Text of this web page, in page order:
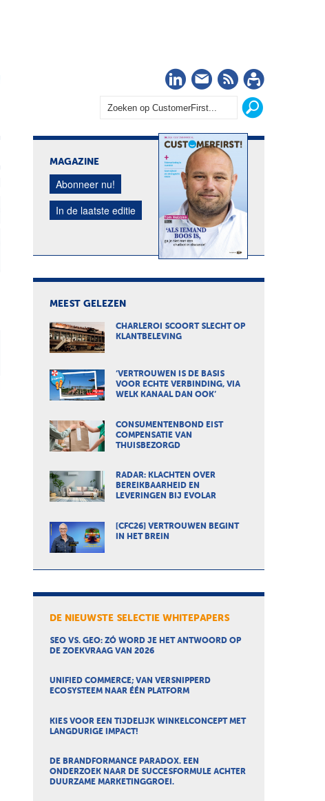
LinkedIn
Nieuwsbrief
RSS
MAGAZINE
Abonneer nu!
In de laatste editie
MEEST GELEZEN
CHARLEROI SCOORT SLECHT OP
KLANTBELEVING
‘VERTROUWEN IS DE BASIS
VOOR ECHTE VERBINDING, VIA
WELK KANAAL DAN OOK’
CONSUMENTENBOND EIST
COMPENSATIE VAN
THUISBEZORGD
RADAR: KLACHTEN OVER
BEREIKBAARHEID EN
LEVERINGEN BIJ EVOLAR
[CFC26] VERTROUWEN BEGINT
IN HET BREIN
DE NIEUWSTE SELECTIE WHITEPAPERS
SEO VS. GEO: ZÓ WORD JE HET ANTWOORD OP
DE ZOEKVRAAG VAN 2026
UNIFIED COMMERCE; VAN VERSNIPPERD
ECOSYSTEEM NAAR ÉÉN PLATFORM
KIES VOOR EEN TIJDELIJK WINKELCONCEPT MET
LANGDURIGE IMPACT!
DE BRANDFORMANCE PARADOX. EEN
ONDERZOEK NAAR DE SUCCESFORMULE ACHTER
DUURZAME MARKETINGGROEI.